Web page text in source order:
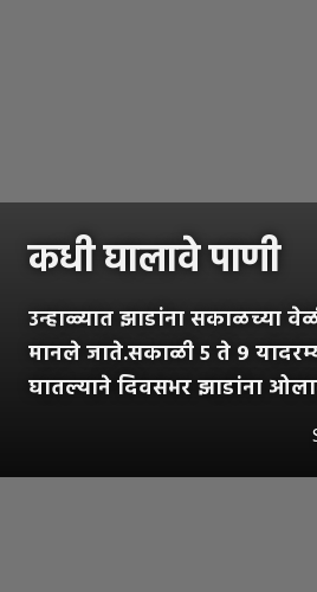
कधी घालावे पाणी
उन्हाळ्यात झाडांना सकाळच्या
मानले जाते.सकाळी ५ ते ९
घातल्याने दिवसभर झाडांना